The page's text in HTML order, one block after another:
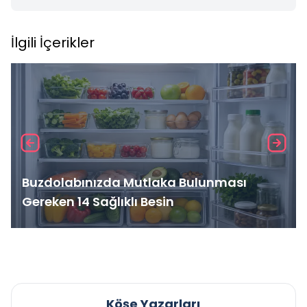
İlgili İçerikler
Buzdolabınızda Mutlaka Bulunması
Gereken 14 Sağlıklı Besin